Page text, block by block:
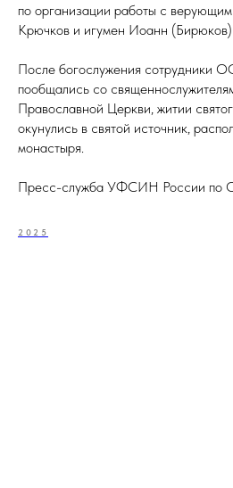
по организации работы с
Крючков и игумен Иоанн
После богослужения сотрудники
пообщались со
Православной Церкви, житии
окунулись в святой источник,
монастыря.
Пресс-служба УФСИН России по
2025